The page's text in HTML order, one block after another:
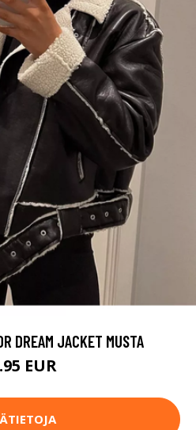
DREAM JACKET MUSTA
EUR